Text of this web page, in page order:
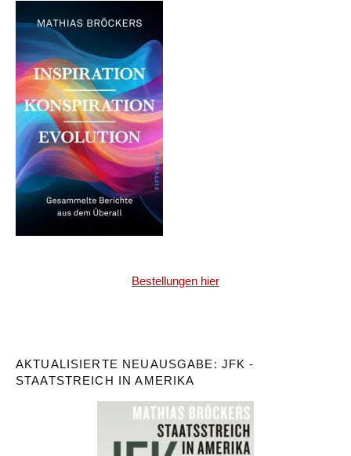
Bestellungen hier
AKTUALISIERTE NEUAUSGABE: JFK -
STAATSTREICH IN AMERIKA